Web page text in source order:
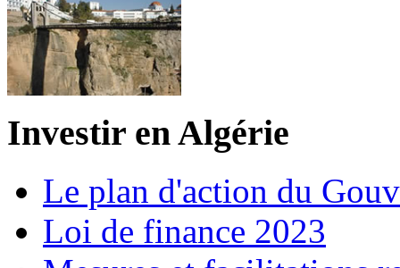
Investir en Algérie
Le plan d'action du
Loi de finance 2023